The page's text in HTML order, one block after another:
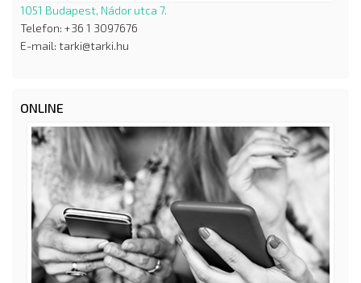
1051 Budapest, Nádor utca 7.
Telefon: +36 1 3097676
E-mail: tarki@tarki.hu
ONLINE